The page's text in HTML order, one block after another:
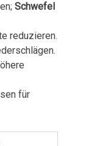
Schwefel
reduzieren.
für